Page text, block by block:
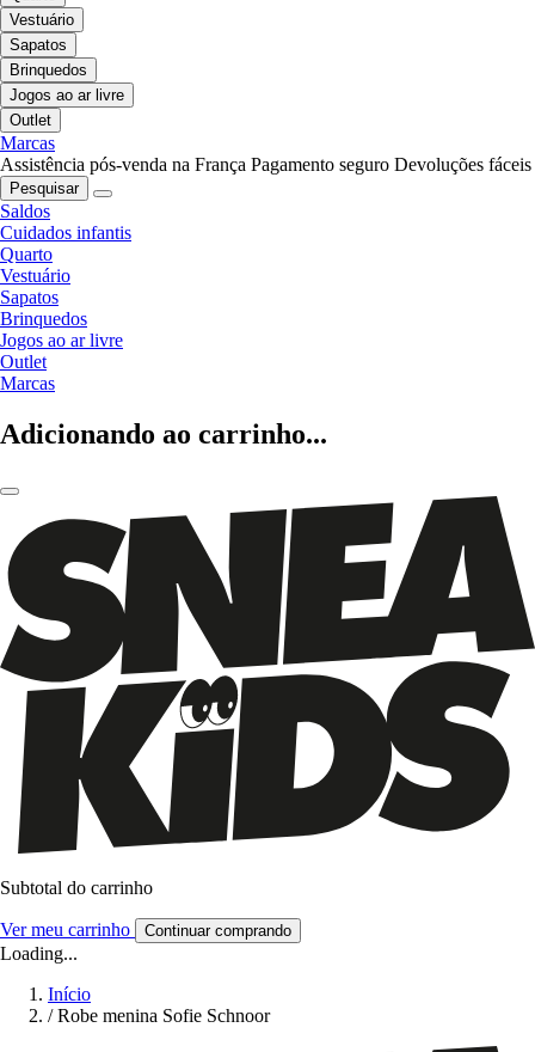
Vestuário
Sapatos
Brinquedos
Jogos ao ar livre
Outlet
Marcas
Assistência pós-venda na França Pagamento seguro Devoluções fáceis
Pesquisar
Saldos
Cuidados infantis
Quarto
Vestuário
Sapatos
Brinquedos
Jogos ao ar livre
Outlet
Marcas
Adicionando ao carrinho...
Subtotal do carrinho
Ver meu carrinho Continuar comprando
Loading...
Início
/ Robe menina Sofie Schnoor